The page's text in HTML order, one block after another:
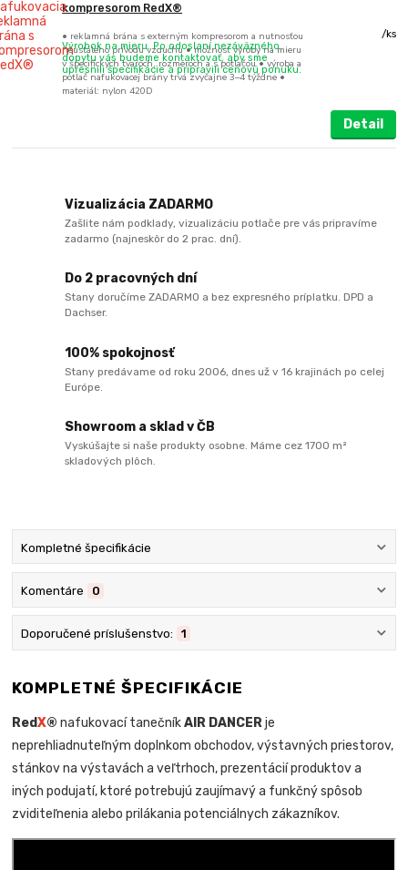
kompresorom RedX®
• reklamná brána s externým kompresorom a nutnosťou
neustáleho prívodu vzduchu • možnosť výroby na mieru
v špecifických tvaroch, rozmeroch a s potlačou • výroba a
potlač nafukovacej brány trvá zvyčajne 3–4 týždne •
materiál: nylon 420D
/ks
Výrobok na mieru. Po odoslaní nezáväzného
dopytu vás budeme kontaktovať, aby sme
upresnili špecifikácie a pripravili cenovú ponuku.
Detail
Vizualizácia ZADARMO
Zašlite nám podklady, vizualizáciu potlače pre vás pripravíme
zadarmo (najneskôr do 2 prac. dní).
Do 2 pracovných dní
Stany doručíme ZADARMO a bez expresného príplatku. DPD a
Dachser.
100% spokojnosť
Stany predávame od roku 2006, dnes už v 16 krajinách po celej
Európe.
Showroom a sklad v ČB
Vyskúšajte si naše produkty osobne. Máme cez 1700 m²
skladových plôch.
Kompletné špecifikácie
Komentáre 0
Doporučené príslušenstvo: 1
KOMPLETNÉ ŠPECIFIKÁCIE
RedX® nafukovací tanečníkAIR DANCERje
neprehliadnuteľným doplnkom obchodov, výstavných priestorov,
stánkov na výstavách a veľtrhoch, prezentácií produktov a
iných podujatí, ktoré potrebujú zaujímavý a funkčný spôsob
zviditeľnenia alebo prilákania potenciálnych zákazníkov.